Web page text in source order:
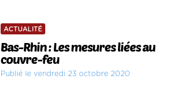
ACTUALITÉ
Bas-Rhin : Les mesures liées au
couvre-feu
Publié le vendredi 23 octobre 2020